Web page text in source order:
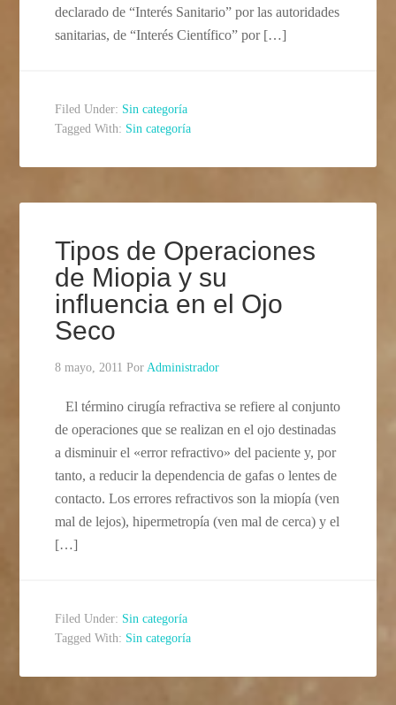
declarado de “Interés Sanitario” por las autoridades
sanitarias, de “Interés Científico” por […]
Filed Under: Sin categoría
Tagged With: Sin categoría
Tipos de Operaciones
de Miopia y su
influencia en el Ojo
Seco
8 mayo, 2011 PorAdministrador
El término cirugía refractiva se refiere al conjunto
de operaciones que se realizan en el ojo destinadas
a disminuir el «error refractivo» del paciente y, por
tanto, a reducir la dependencia de gafas o lentes de
contacto. Los errores refractivos son la miopía (ven
mal de lejos), hipermetropía (ven mal de cerca) y el
[…]
Filed Under: Sin categoría
Tagged With: Sin categoría